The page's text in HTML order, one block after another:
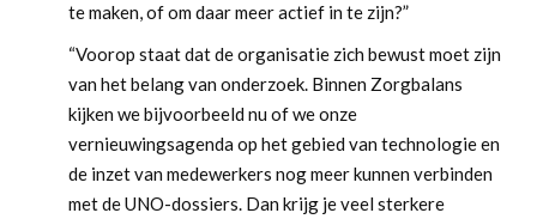
te maken, of om daar meer actief in te zijn?”
“Voorop staat dat de organisatie zich bewust moet zijn
van het belang van onderzoek. Binnen Zorgbalans
kijken we bijvoorbeeld nu of we onze
vernieuwingsagenda op het gebied van technologie en
de inzet van medewerkers nog meer kunnen verbinden
met de UNO-dossiers. Dan krijg je veel sterkere